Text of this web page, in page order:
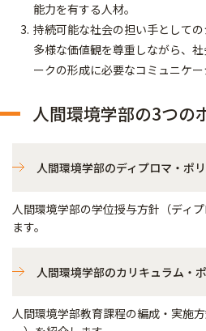
能力を有する人材。
持続可能な社会の担い手としての
多様な価値観を尊重しながら、
ークの形成に必要なコミュニケー
人間環境学部の3つの
人間環境学部のディプロマ・ポ
人間環境学部の学位授与方針（ディ
ます。
人間環境学部のカリキュラム・
人間環境学部教育課程の編成・実施